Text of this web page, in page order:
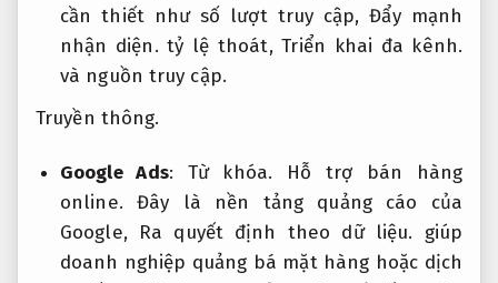
cần thiết như số lượt truy cập,Đẩy mạnh
nhận diện. tỷ lệ thoát,Triển khai đa kênh.
và nguồn truy cập.
Truyền thông.
Google Ads: Từ khóa.
Hỗ trợ bán hàng
online. Đây là nền tảng quảng cáo của
Google, Ra quyết định theo dữ liệu. giúp
doanh nghiệp quảng bá mặt hàng hoặc dịch